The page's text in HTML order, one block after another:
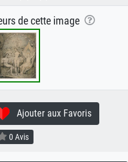
de cette image
Ajouter aux Favoris
0 Avis